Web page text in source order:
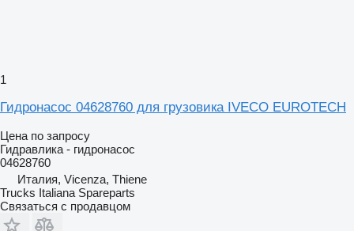
1
Гидронасос 04628760 для грузовика IVECO EUROTECH
Цена по запросу
Гидравлика - гидронасос
04628760
Италия, Vicenza, Thiene
Trucks Italiana Spareparts
Связаться с продавцом